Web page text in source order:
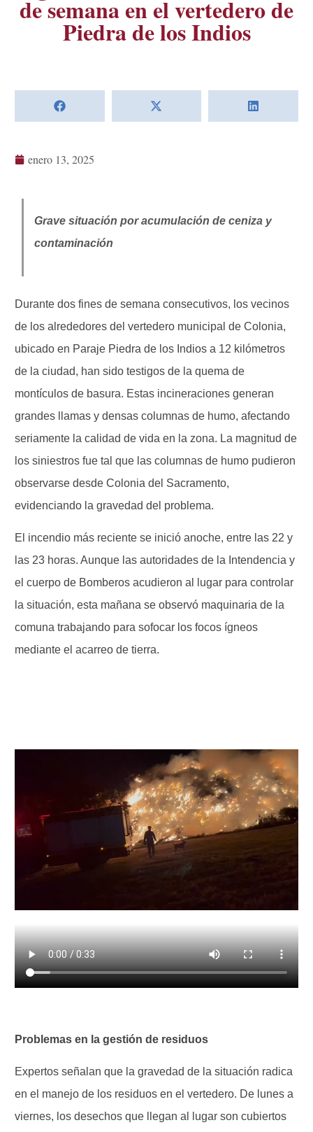
de semana en el vertedero de
Piedra de los Indios
enero 13, 2025
Grave situación por acumulación de ceniza y
contaminación
Durante dos fines de semana consecutivos, los vecinos
de los alrededores del vertedero municipal de Colonia,
ubicado en Paraje Piedra de los Indios a 12 kilómetros
de la ciudad, han sido testigos de la quema de
montículos de basura. Estas incineraciones generan
grandes llamas y densas columnas de humo, afectando
seriamente la calidad de vida en la zona. La magnitud de
los siniestros fue tal que las columnas de humo pudieron
observarse desde Colonia del Sacramento,
evidenciando la gravedad del problema.
El incendio más reciente se inició anoche, entre las 22 y
las 23 horas. Aunque las autoridades de la Intendencia y
el cuerpo de Bomberos acudieron al lugar para controlar
la situación, esta mañana se observó maquinaria de la
comuna trabajando para sofocar los focos ígneos
mediante el acarreo de tierra.
Problemas en la gestión de residuos
Expertos señalan que la gravedad de la situación radica
en el manejo de los residuos en el vertedero. De lunes a
viernes, los desechos que llegan al lugar son cubiertos